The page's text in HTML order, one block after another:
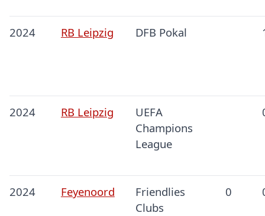
2024 RB Leipzig DFB Pokal
2024 RB Leipzig
UEFA
Champions
League
2024 Feyenoord
Friendlies
Clubs
0